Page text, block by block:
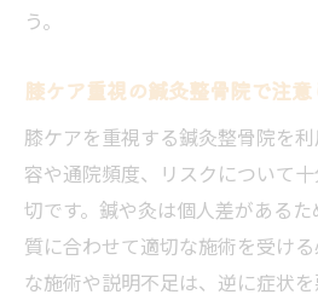
う。
膝ケア重視の鍼灸整骨院で注
膝ケアを重視する鍼灸整骨院を
容や通院頻度、リスクについて
切です。鍼や灸は個人差がある
質に合わせて適切な施術を受け
な施術や説明不足は、逆に症状